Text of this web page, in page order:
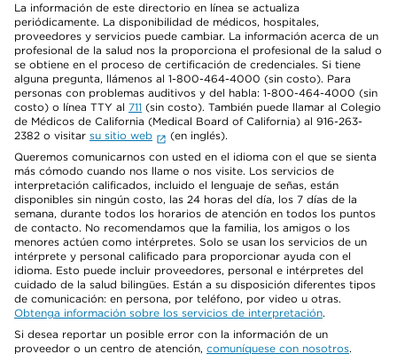
La información de este directorio en línea se actualiza
periódicamente. La disponibilidad de médicos, hospitales,
proveedores y servicios puede cambiar. La información acerca de un
profesional de la salud nos la proporciona el profesional de la salud o
se obtiene en el proceso de certificación de credenciales. Si tiene
alguna pregunta, llámenos al 1-800-464-4000 (sin costo). Para
personas con problemas auditivos y del habla: 1-800-464-4000 (sin
costo) o línea TTY al 711 (sin costo). También puede llamar al Colegio
de Médicos de California (Medical Board of California) al 916-263-
2382 o visitar su sitio web
(en inglés).
Queremos comunicarnos con usted en el idioma con el que se sienta
más cómodo cuando nos llame o nos visite. Los servicios de
interpretación calificados, incluido el lenguaje de señas, están
disponibles sin ningún costo, las 24 horas del día, los 7 días de la
semana, durante todos los horarios de atención en todos los puntos
de contacto. No recomendamos que la familia, los amigos o los
menores actúen como intérpretes. Solo se usan los servicios de un
intérprete y personal calificado para proporcionar ayuda con el
idioma. Esto puede incluir proveedores, personal e intérpretes del
cuidado de la salud bilingües. Están a su disposición diferentes tipos
de comunicación: en persona, por teléfono, por video u otras.
Obtenga información sobre los servicios de interpretación.
Si desea reportar un posible error con la información de un
proveedor o un centro de atención, comuníquese con nosotros.